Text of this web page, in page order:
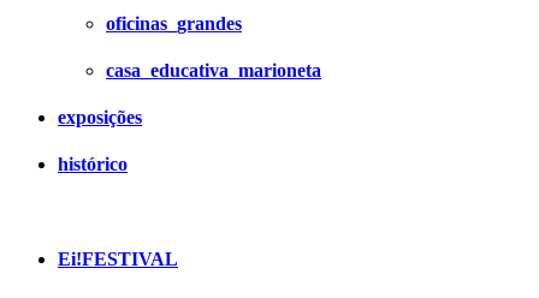
oficinas_grandes
casa_educativa_marioneta
exposições
histórico
Ei!FESTIVAL